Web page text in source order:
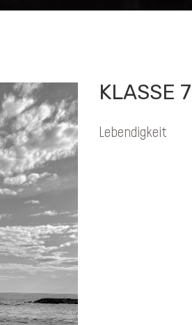
KLASSE
Lebendigkeit